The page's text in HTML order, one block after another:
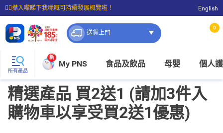
☝🏼㩒入嚟睇下我哋嘅可持續發展概覽啦！
⭐購物滿$399即享免費送貨；滿$100即可免費店取。
English
送貨上門
0
所有產品
新
My PNS 食品及飲品 母嬰 個人
精選產品 買2送1 (請加3件入
購物車以享受買2送1優惠)